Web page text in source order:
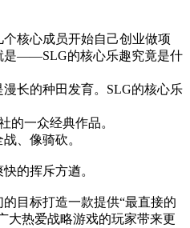
核心成员开始自己创业做项
是——SLG的核心乐趣究竟是什
长的种田发育。SLG的核心乐
的一众经典作品。
、像骑砍。
的挥斥方遒。
目标打造一款提供“最直接的
大热爱战略游戏的玩家带来更